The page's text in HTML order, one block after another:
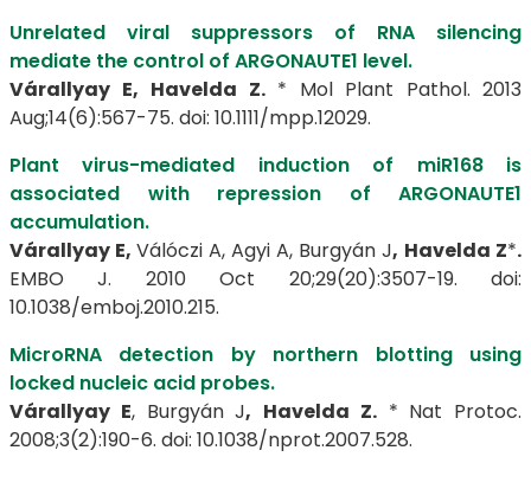
Unrelated viral suppressors of RNA silencing
mediate the control of ARGONAUTE1 level.
Várallyay E, Havelda Z.* Mol Plant Pathol. 2013
Aug;14(6):567-75. doi: 10.1111/mpp.12029.
Plant virus-mediated induction of miR168 is
associated with repression of ARGONAUTE1
accumulation.
Várallyay E, Válóczi A, Agyi A, Burgyán J, Havelda Z*.
EMBO J. 2010 Oct 20;29(20):3507-19. doi:
10.1038/emboj.2010.215.
MicroRNA detection by northern blotting using
locked nucleic acid probes.
Várallyay E, Burgyán J, Havelda Z.* Nat Protoc.
2008;3(2):190-6. doi: 10.1038/nprot.2007.528.